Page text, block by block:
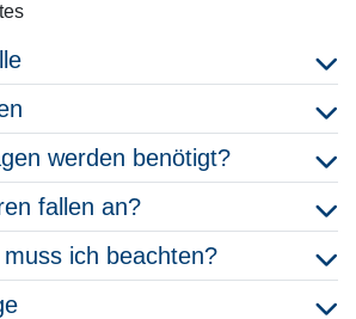
werden benötigt?
fallen an?
ich beachten?